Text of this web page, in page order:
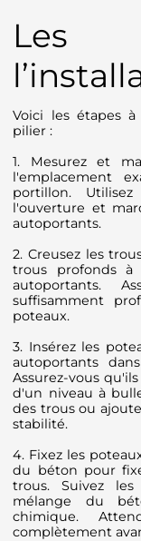
Les
Voici les étapes
pilier :
1. Mesurez et
l'emplacement
portillon.
l'ouverture et
autoportants.
2. Creusez les
trous profonds à
autoportants.
suffisamment
poteaux.
3. Insérez les
autoportants
Assurez-vous
d'un niveau à
des trous ou
stabilité.
4. Fixez les
du béton pour
trous. Suivez
mélange du
chimique.
complètement